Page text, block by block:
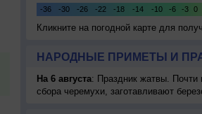
Кликните на погодной карте для
НАРОДНЫЕ ПРИМЕТЫ И
На 6 августа: Праздник жатвы. Почти
сбора черемухи, заготавливают